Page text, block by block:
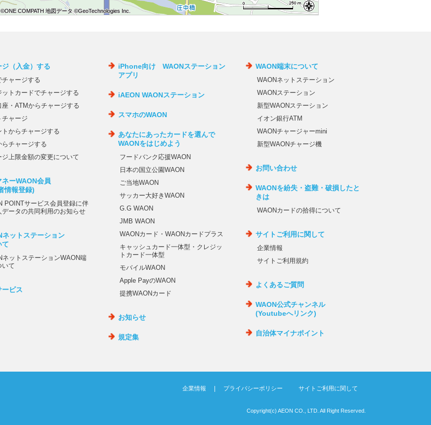
©ONE COMPATH 地図データ ©GeoTechnologies Inc.
©ONE COMPATH 地図データ ©GeoTechnologies Inc.
©ONE COMPATH 地図データ ©GeoTechnologies Inc.
©ONE COMPATH 地図データ ©GeoTechnologies Inc.
©ONE COMPATH 地図データ ©GeoTechnologies Inc.
©ONE COMPATH 地図データ ©GeoTechnologies Inc.
©ONE COMPATH 地図データ ©GeoTechnologies Inc.
©ONE COMPATH 地図データ ©GeoTechnologies Inc.
©ONE COMPATH 地図データ ©GeoTechnologies Inc.